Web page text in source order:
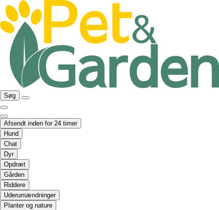
Søg
Afsendt inden for 24 timer
Hund
Chat
Dyr
Opdræt
Gården
Riddere
Uderumændninger
Planter og nature